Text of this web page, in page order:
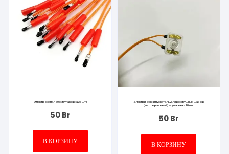
Электрозапал 50 см (упаковка 25 шт)
50Br
В КОРЗИНУ
Электрический пускатель для воздушных шаров
(многоразовый) — упаковка 10 шт
50Br
В КОРЗИНУ